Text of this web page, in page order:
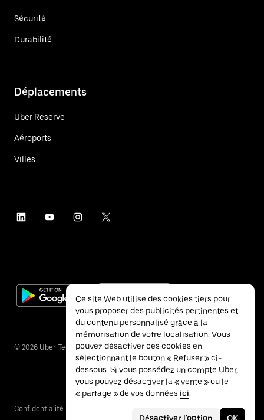
Sécurité
Durabilité
Déplacements
Uber Reserve
Aéroports
Villes
© 2026 Uber Technologies Inc.
Confidentialité
Ce site Web utilise des cookies tiers pour
vous proposer des publicités pertinentes et
du contenu personnalisé grâce à la
mémorisation de votre localisation. Vous
pouvez désactiver ces cookies en
sélectionnant le bouton « Refuser » ci-
dessous. Si vous possédez un compte Uber,
vous pouvez désactiver la « vente » ou le
« partage » de vos données ici.